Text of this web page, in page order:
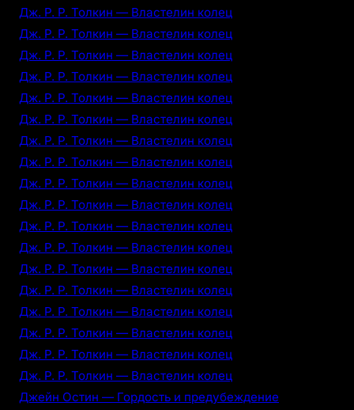
Дж. Р. Р. Толкин — Властелин колец
Дж. Р. Р. Толкин — Властелин колец
Дж. Р. Р. Толкин — Властелин колец
Дж. Р. Р. Толкин — Властелин колец
Дж. Р. Р. Толкин — Властелин колец
Дж. Р. Р. Толкин — Властелин колец
Дж. Р. Р. Толкин — Властелин колец
Дж. Р. Р. Толкин — Властелин колец
Дж. Р. Р. Толкин — Властелин колец
Дж. Р. Р. Толкин — Властелин колец
Дж. Р. Р. Толкин — Властелин колец
Дж. Р. Р. Толкин — Властелин колец
Дж. Р. Р. Толкин — Властелин колец
Дж. Р. Р. Толкин — Властелин колец
Дж. Р. Р. Толкин — Властелин колец
Дж. Р. Р. Толкин — Властелин колец
Дж. Р. Р. Толкин — Властелин колец
Дж. Р. Р. Толкин — Властелин колец
Джейн Остин — Гордость и предубеждение